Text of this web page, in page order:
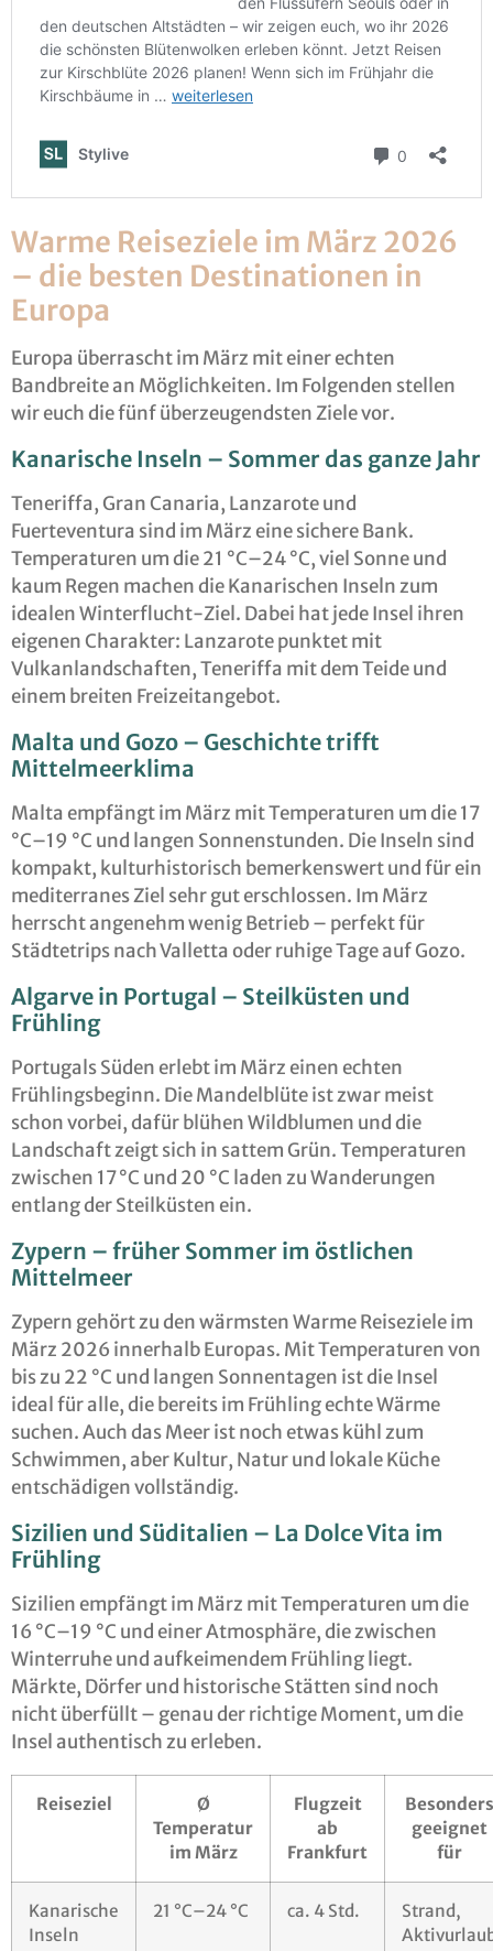
Warme Reiseziele im März 2026
– die besten Destinationen in
Europa
Europa überrascht im März mit einer echten
Bandbreite an Möglichkeiten. Im Folgenden stellen
wir euch die fünf überzeugendsten Ziele vor.
Kanarische Inseln – Sommer das ganze Jahr
Teneriffa, Gran Canaria, Lanzarote und
Fuerteventura sind im März eine sichere Bank.
Temperaturen um die 21 °C–24 °C, viel Sonne und
kaum Regen machen die Kanarischen Inseln zum
idealen Winterflucht-Ziel. Dabei hat jede Insel ihren
eigenen Charakter: Lanzarote punktet mit
Vulkanlandschaften, Teneriffa mit dem Teide und
einem breiten Freizeitangebot.
Malta und Gozo – Geschichte trifft
Mittelmeerklima
Malta empfängt im März mit Temperaturen um die 17
°C–19 °C und langen Sonnenstunden. Die Inseln sind
kompakt, kulturhistorisch bemerkenswert und für ein
mediterranes Ziel sehr gut erschlossen. Im März
herrscht angenehm wenig Betrieb – perfekt für
Städtetrips nach Valletta oder ruhige Tage auf Gozo.
Algarve in Portugal – Steilküsten und
Frühling
Portugals Süden erlebt im März einen echten
Frühlingsbeginn. Die Mandelblüte ist zwar meist
schon vorbei, dafür blühen Wildblumen und die
Landschaft zeigt sich in sattem Grün. Temperaturen
zwischen 17 °C und 20 °C laden zu Wanderungen
entlang der Steilküsten ein.
Zypern – früher Sommer im östlichen
Mittelmeer
Zypern gehört zu den wärmsten Warme Reiseziele im
März 2026 innerhalb Europas. Mit Temperaturen von
bis zu 22 °C und langen Sonnentagen ist die Insel
ideal für alle, die bereits im Frühling echte Wärme
suchen. Auch das Meer ist noch etwas kühl zum
Schwimmen, aber Kultur, Natur und lokale Küche
entschädigen vollständig.
Sizilien und Süditalien – La Dolce Vita im
Frühling
Sizilien empfängt im März mit Temperaturen um die
16 °C–19 °C und einer Atmosphäre, die zwischen
Winterruhe und aufkeimendem Frühling liegt.
Märkte, Dörfer und historische Stätten sind noch
nicht überfüllt – genau der richtige Moment, um die
Insel authentisch zu erleben.
Reiseziel
Ø
Temperatur
im März
Flugzeit
ab
Frankfurt
Besonders
geeignet
für
Kanarische
Inseln
21 °C–24 °C ca. 4 Std.
Strand,